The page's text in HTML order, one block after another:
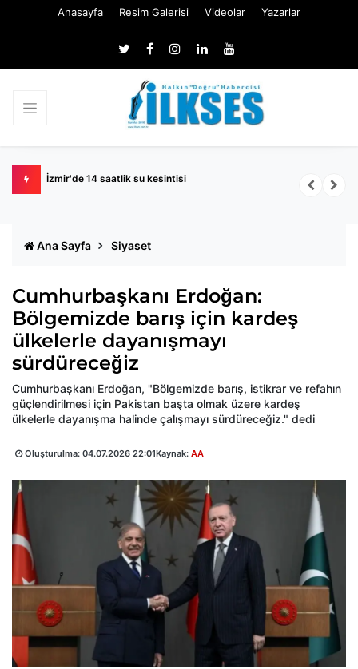
Anasayfa Resim Galerisi Videolar Yazarlar
İzmir'de 14 saatlik su kesintisi
Ana Sayfa Siyaset
Cumhurbaşkanı Erdoğan:
Bölgemizde barış için kardeş
ülkelerle dayanışmayı
sürdüreceğiz
Cumhurbaşkanı Erdoğan, "Bölgemizde barış, istikrar ve refahın
güçlendirilmesi için Pakistan başta olmak üzere kardeş
ülkelerle dayanışma halinde çalışmayı sürdüreceğiz." dedi
Oluşturulma: 04.07.2026 22:01Kaynak: AA